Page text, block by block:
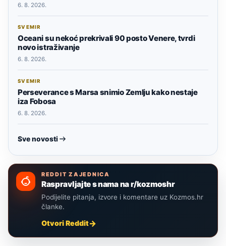
6. 8. 2026.
SVEMIR
Oceani su nekoć prekrivali 90 posto Venere, tvrdi
novo istraživanje
6. 8. 2026.
SVEMIR
Perseverance s Marsa snimio Zemlju kako nestaje
iza Fobosa
6. 8. 2026.
Sve novosti
REDDIT ZAJEDNICA
Raspravljajte s nama na r/kozmoshr
Podijelite pitanja, izvore i komentare uz Kozmos.hr
članke.
Otvori Reddit